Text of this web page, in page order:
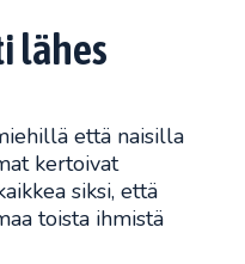
lähes
että naisilla
kertoivat
siksi, että
toista ihmistä